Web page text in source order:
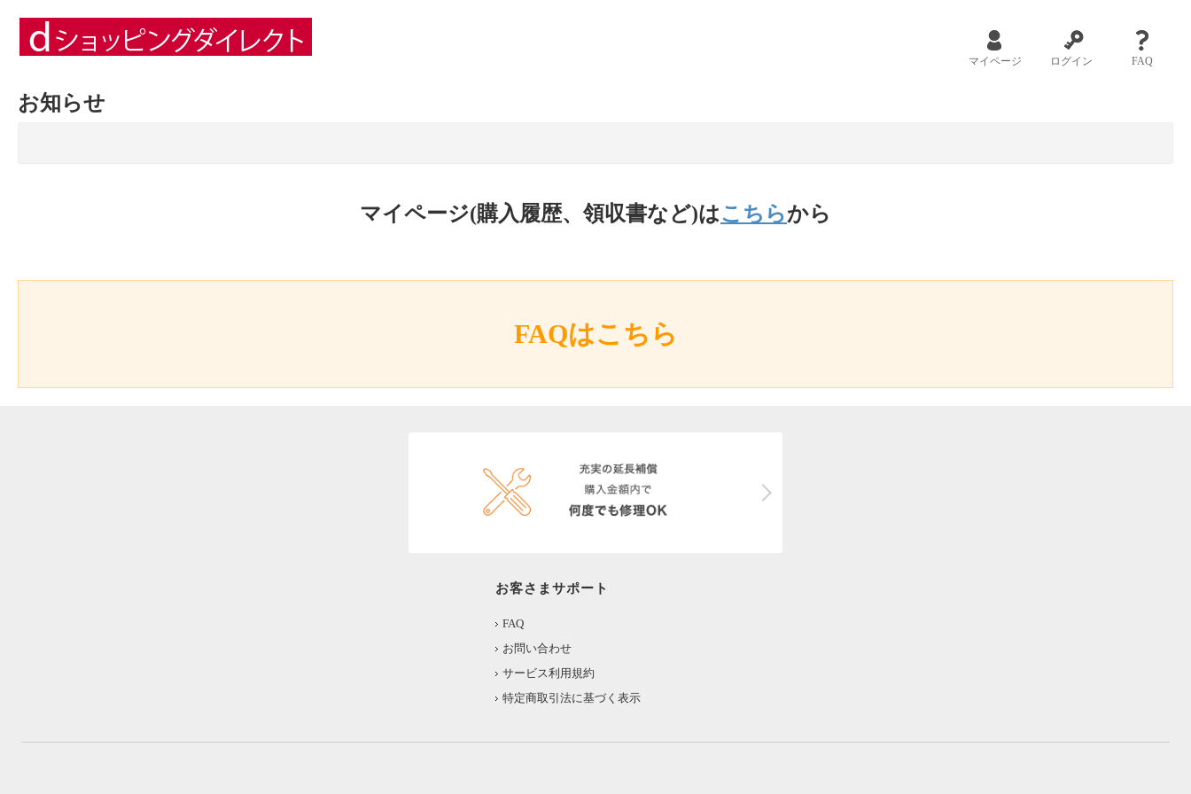
マイページ ログイン FAQ
お知らせ
マイページ(購入履歴、領収書など)はこちらから
FAQはこちら
お客さまサポート
FAQ
お問い合わせ
サービス利用規約
特定商取引法に基づく表示